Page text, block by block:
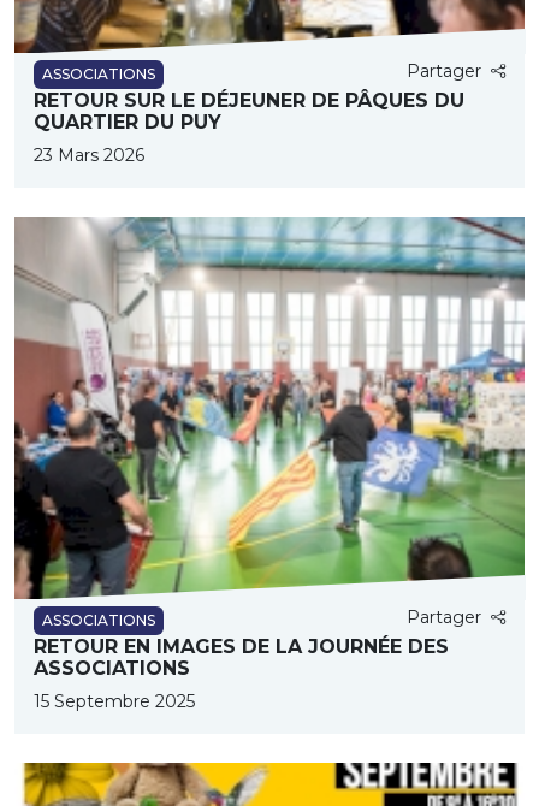
ASSOCIATIONS Partager
RETOUR SUR LE DÉJEUNER DE PÂQUES DU
QUARTIER DU PUY
23 Mars 2026
ASSOCIATIONS Partager
RETOUR EN IMAGES DE LA JOURNÉE DES
ASSOCIATIONS
15 Septembre 2025